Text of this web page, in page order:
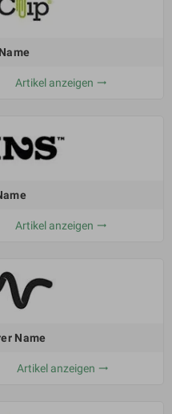
Artikel anzeigen trending_flat
Artikel anzeigen trending_flat
Name
Artikel anzeigen trending_flat